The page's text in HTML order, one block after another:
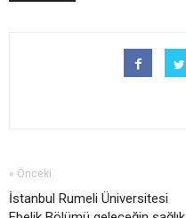
« Önceki
İstanbul Rumeli Üniversitesi